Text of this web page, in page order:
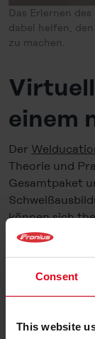
Consent
This website
Das Erlernen
dabei helfen,
zu machen.
einem
Der
Theorie und
Gesamtpaket
können sich
aneignen und
Eine der
Der gesamte